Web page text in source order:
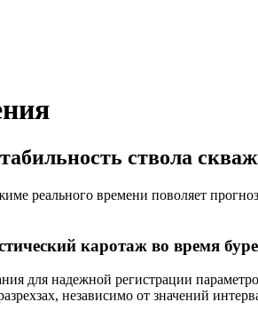
ствола
реального времени поволяет
каротаж во время
для надежной регистрации
независимо от значений